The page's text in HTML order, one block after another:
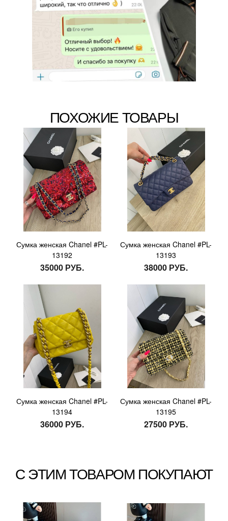
ПОХОЖИЕ ТОВАРЫ
Сумка женская Chanel #PL-
13192
35000 РУБ.
Сумка женская Chanel #PL-
13193
38000 РУБ.
Сумка женская Chanel #PL-
13194
36000 РУБ.
Сумка женская Chanel #PL-
13195
27500 РУБ.
С ЭТИМ ТОВАРОМ ПОКУПАЮТ